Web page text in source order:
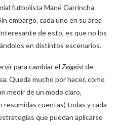
futbolista Mané Garrincha
embargo, cada uno en su área
de esto, es que no los
en distintos escenarios.
para cambiar el Zeigeistde
Queda mucho por hacer, como
medir de un modo claro,
cuentas) todas y cada
que puedan aplicarse